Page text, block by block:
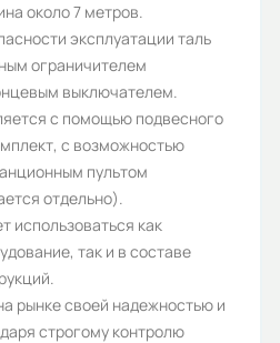
диапазон:
(IP):
около 7 метров.
эксплуатации таль
ограничителем
выключателем.
с помощью подвесного
с возможностью
пультом
отдельно).
использоваться как
так и в составе
рынке своей надежностью и
строгому контролю